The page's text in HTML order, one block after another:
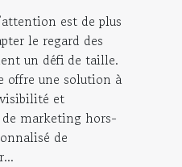
est de plus
le regard des
un défi de taille.
offre une solution à
et
marketing hors-
de